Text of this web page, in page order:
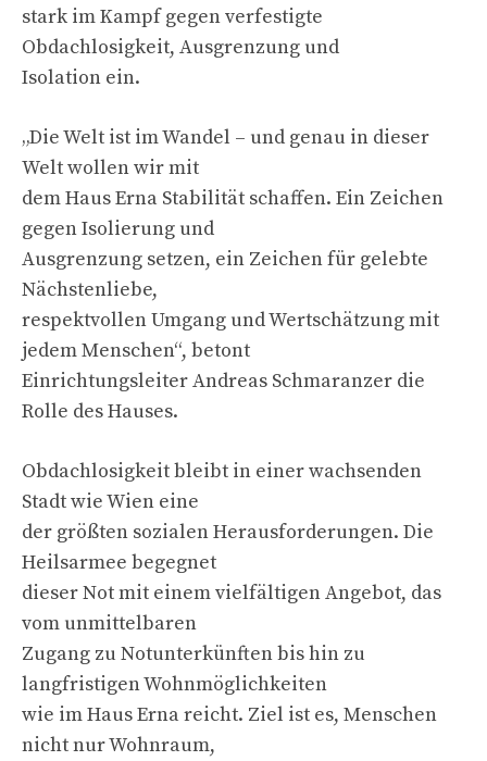
stark im Kampf gegen verfestigte
Obdachlosigkeit, Ausgrenzung und
Isolation ein.
„Die Welt ist im Wandel – und genau in dieser
Welt wollen wir mit
dem Haus Erna Stabilität schaffen. Ein Zeichen
gegen Isolierung und
Ausgrenzung setzen, ein Zeichen für gelebte
Nächstenliebe,
respektvollen Umgang und Wertschätzung mit
jedem Menschen“, betont
Einrichtungsleiter Andreas Schmaranzer die
Rolle des Hauses.
Obdachlosigkeit bleibt in einer wachsenden
Stadt wie Wien eine
der größten sozialen Herausforderungen. Die
Heilsarmee begegnet
dieser Not mit einem vielfältigen Angebot, das
vom unmittelbaren
Zugang zu Notunterkünften bis hin zu
langfristigen Wohnmöglichkeiten
wie im Haus Erna reicht. Ziel ist es, Menschen
nicht nur Wohnraum,